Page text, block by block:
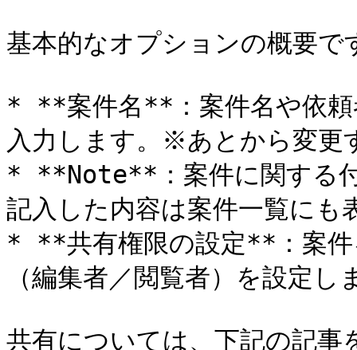
基本的なオプションの概要で
* **案件名**：案件名や依頼
入力します。※あとから変更
* **Note**：案件に関する
記入した内容は案件一覧にも
* **共有権限の設定**：案件
（編集者／閲覧者）を設定し
共有については、下記の記事